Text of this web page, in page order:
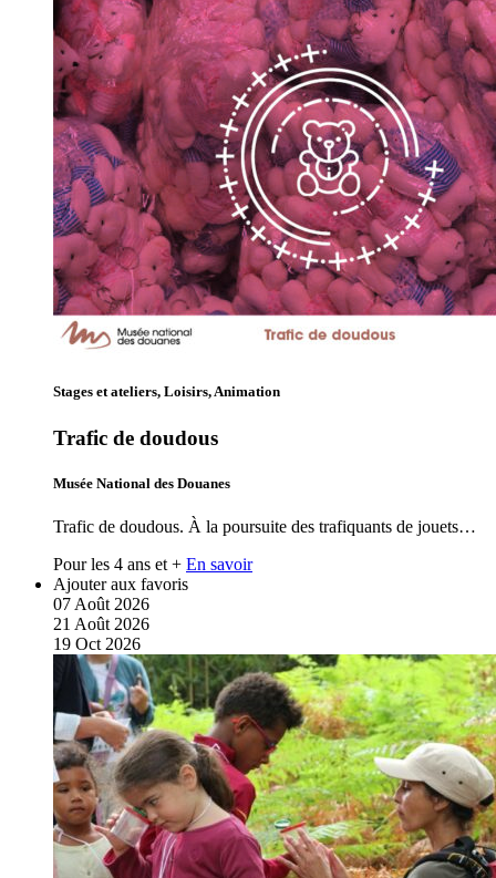
Stages et ateliers, Loisirs, Animation
Trafic de doudous
Musée National des Douanes
Trafic de doudous. À la poursuite des trafiquants de jouets…
Pour les 4 ans et + En savoir
Ajouter aux favoris
07 Août 2026
21 Août 2026
19 Oct 2026